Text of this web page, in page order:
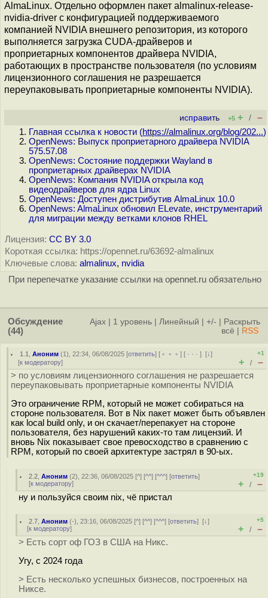
AlmaLinux. Отдельно оформлен пакет almalinux-release-
nvidia-driver с конфигурацией поддерживаемого
компанией NVIDIA внешнего репозитория, из которого
выполняется загрузка CUDA-драйверов и
проприетарных компонентов драйвера NVIDIA,
работающих в пространстве пользователя (по условиям
лицензионного соглашения не разрешается
переупаковывать проприетарные компоненты NVIDIA).
исправить +5 + / –
Главная ссылка к новости (https://almalinux.org/blog/202...)
OpenNews: Выпуск проприетарного драйвера NVIDIA
575.57.08
OpenNews: Состояние поддержки Wayland в
проприетарных драйверах NVIDIA
OpenNews: Компания NVIDIA открыла код
видеодрайверов для ядра Linux
OpenNews: Доступен дистрибутив AlmaLinux 10.0
OpenNews: AlmaLinux обновил ELevate, инструментарий
для миграции между ветками клонов RHEL
Лицензия: CC BY 3.0
Короткая ссылка: https://opennet.ru/63692-almalinux
Ключевые слова: almalinux, nvidia
При перепечатке указание ссылки на opennet.ru обязательно
Обсуждение
(44)
Ajax 1 уровень Линейный +/-
Раскрыть
всё
RSS
1.1 ,Аноним (1), 22:34, 06/08/2025 [ответить] [ ﹢﹢﹢] [ · · ·][↓]
[к модератору]
+1
+ / –
> по условиям лицензионного соглашения не разрешается
переупаковывать проприетарные компоненты NVIDIA
Это ограничение RPM, который не может собираться на
стороне пользователя. Вот в Nix пакет может быть объявлен
как local build only, и он скачает/перепакует на стороне
пользователя, без нарушений каких-то там лицензий. И
вновь Nix показывает свое превосходство в сравнению с
RPM, который по своей архитектуре застрял в 90-ых.
2.2 ,Аноним (2), 22:36, 06/08/2025 [^] [^^] [^^^] [ответить]
[к модератору]
+19
+ / –
ну и пользуйся своим nix, чё пристал
2.7 ,Аноним (-), 23:16, 06/08/2025 [^] [^^] [^^^] [ответить][↓]
[к модератору]
+5
+ / –
> Есть сорт оф ГОЗ в США на Никс.
Угу, с 2024 года
> Есть несколько успешных бизнесов, построенных на
Никсе.